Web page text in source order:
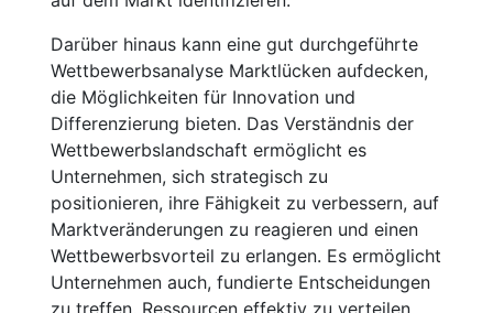
Darüber hinaus kann eine gut durchgeführte
Wettbewerbsanalyse Marktlücken aufdecken,
die Möglichkeiten für Innovation und
Differenzierung bieten. Das Verständnis der
Wettbewerbslandschaft ermöglicht es
Unternehmen, sich strategisch zu
positionieren, ihre Fähigkeit zu verbessern, auf
Marktveränderungen zu reagieren und einen
Wettbewerbsvorteil zu erlangen. Es ermöglicht
Unternehmen auch, fundierte Entscheidungen
zu treffen, Ressourcen effektiv zu verteilen